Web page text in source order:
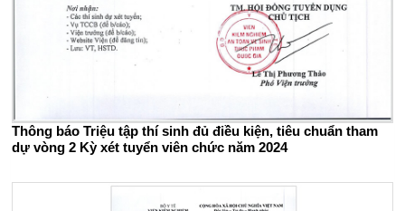
Thông báo Triệu tập thí sinh đủ điều kiện, tiêu chuẩn tham
dự vòng 2 Kỳ xét tuyển viên chức năm 2024